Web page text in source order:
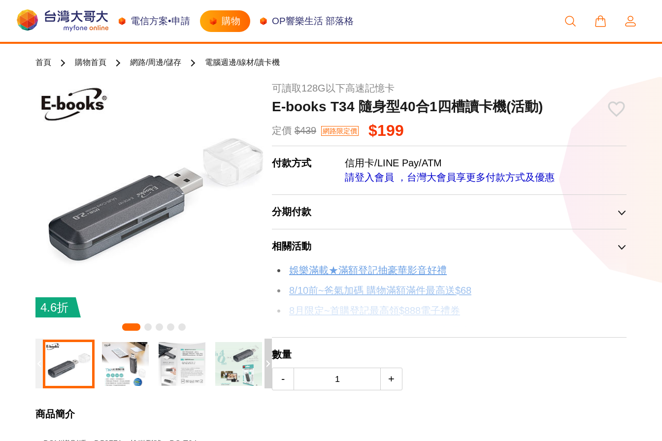
電信方案•申請 購物 OP響樂生活 部落格
首頁 購物首頁 網路/周邊/儲存 電腦週邊/線材/讀卡機
4.6折 4.6折
商品簡介
可讀取128G以下高速記憶卡
E-books T34 隨身型40合1四槽讀卡機(活動)
定價 $439 網路限定價 $199
付款方式
信用卡/LINE Pay/ATM
請登入會員 ，台灣大會員享更多付款方式及優惠
分期付款
信用卡分期
分期數
3期
每期金額
$70
配合銀行/業者
18家銀行/業者
相關活動
娛樂滿載★滿額登記抽豪華影音好禮
8/10前~爸氣加碼 購物滿額滿件最高送$68
8月限定~首購登記最高領$888電子禮券
更多信用卡分期0利率滿額享回饋
數量
- +